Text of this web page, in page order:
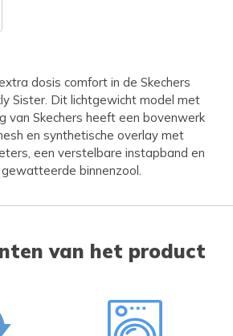
dosis comfort in de Skechers
Sister. Dit lichtgewicht model met
van Skechers heeft een bovenwerk
en synthetische overlay met
een verstelbare instapband en
binnenzool.
van het product